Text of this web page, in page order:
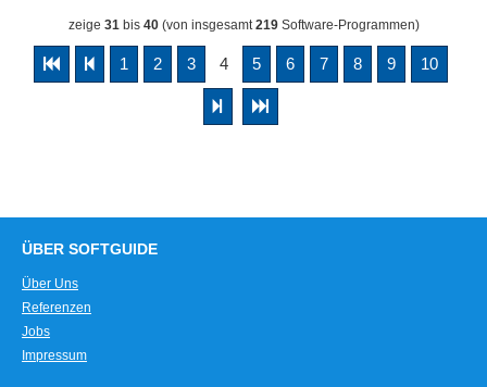
zeige 31bis 40(von insgesamt219Software-Programmen)
1 2 3 4 5 6 7 8 9 10
ÜBER SOFTGUIDE
Über Uns
Referenzen
Jobs
Impressum